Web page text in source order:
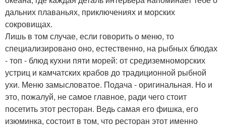
дальних плаваньях, приключениях и морских
сокровищах.
Лишь в том случае, если говорить о меню, то
специализировано оно, естественно, на рыбных блюдах
- топ - блюд кухни пяти морей: от средиземноморских
устриц и камчатских крабов до традиционной рыбной
ухи. Меню замысловатое. Подача - оригинальная. Но и
это, пожалуй, не самое главное, ради чего стоит
посетить этот ресторан. Ведь самая его фишка, его
изюминка, состоит в том, что ресторан этот именно